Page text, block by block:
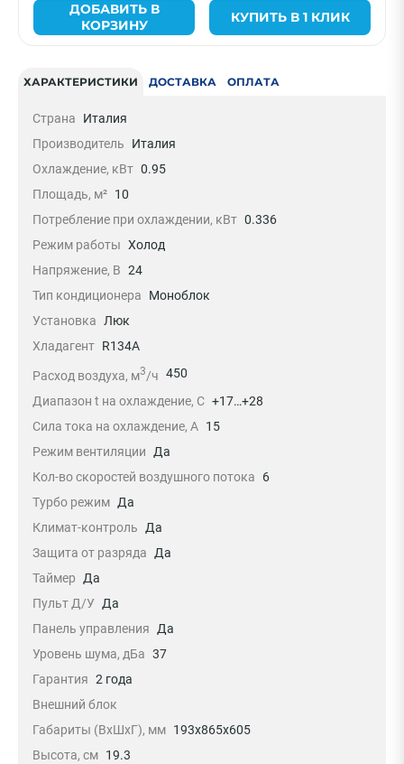
ДОБАВИТЬ В
КОРЗИНУ
КУПИТЬ В 1 КЛИК
ХАРАКТЕРИСТИКИ ДОСТАВКА ОПЛАТА
Страна
Италия
Производитель
Италия
Охлаждение, кВт 0.95
Площадь, м² 10
Потребление при охлаждении, кВт 0.336
Режим работы Холод
Напряжение, В 24
Тип кондиционера
Моноблок
Установка
Люк
Хладагент R134A
Расход воздуха, м3/ч 450
Диапазон t на охлаждение, С +17…+28
Сила тока на охлаждение, А 15
Режим вентиляции
Да
Кол-во скоростей воздушного потока
6
Турбо режим Да
Климат-контроль
Да
Защита от разряда
Да
Таймер
Да
Пульт Д/У
Да
Панель управления
Да
Уровень шума, дБа 37
Гарантия 2 года
Внешний блок
Габариты (ВхШхГ), мм 193x865x605
Высота, см 19.3